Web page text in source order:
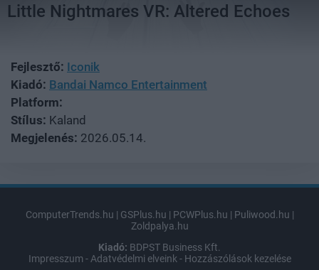
Little Nightmares VR: Altered Echoes
Fejlesztő: Iconik
Kiadó: Bandai Namco Entertainment
Platform:
Stílus: Kaland
Megjelenés: 2026.05.14.
ComputerTrends.hu | GSPlus.hu | PCWPlus.hu | Puliwood.hu |
Zoldpalya.hu
Kiadó: BDPST Business Kft.
Impresszum -Adatvédelmi elveink- Hozzászólások kezelése